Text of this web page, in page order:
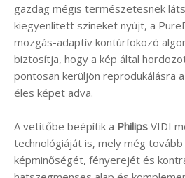
gazdag mégis természetesnek
kiegyenlített színeket nyújt, a
mozgás-adaptív kontúrfokozó
biztosítja, hogy a kép által
pontosan kerüljön reprodukálásra
éles képet adva.
A vetítőbe beépítik a Philips VIDI
technológiáját is, mely még tovább
képminőségét, fényerejét és